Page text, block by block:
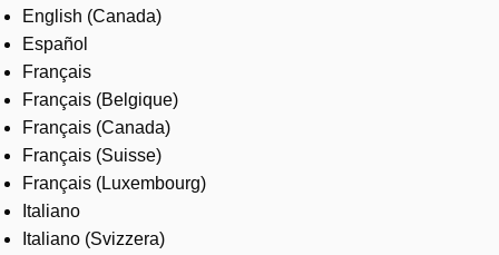
English (Canada)
Español
Français
Français (Belgique)
Français (Canada)
Français (Suisse)
Français (Luxembourg)
Italiano
Italiano (Svizzera)